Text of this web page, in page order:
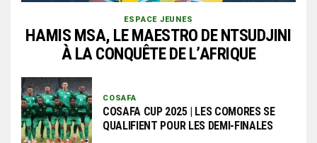
ESPACE JEUNES
HAMIS MSA, LE MAESTRO DE NTSUDJINI
À LA CONQUÊTE DE L’AFRIQUE
COSAFA
COSAFA CUP 2025 | LES COMORES SE
QUALIFIENT POUR LES DEMI-FINALES